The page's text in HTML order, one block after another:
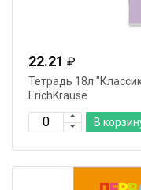
22.21 ₽
Тетрадь 18л
ErichKrause
В